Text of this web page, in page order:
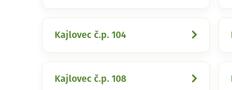
Kajlovec č.p. 104
Kajlovec č.p. 108